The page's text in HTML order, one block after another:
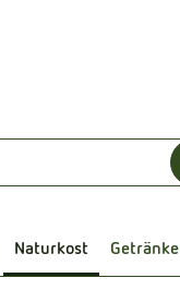
Naturkost Getränke